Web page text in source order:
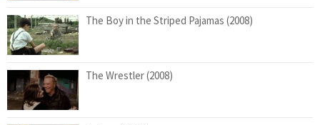
The Boy in the Striped Pajamas (2008)
The Wrestler (2008)